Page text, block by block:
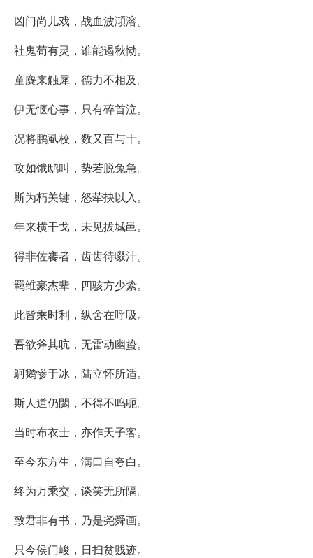
凶门尚儿戏，战血波澒溶。
社鬼苟有灵，谁能遏秋恸。
童麋来触犀，德力不相及。
伊无惬心事，只有碎首泣。
况将鹏虱校，数又百与十。
攻如饿鸱叫，势若脱兔急。
斯为朽关键，怒荦抉以入。
年来横干戈，未见拔城邑。
得非佐饔者，齿齿待啜汁。
羁维豪杰辈，四骇方少絷。
此皆乘时利，纵舍在呼吸。
吾欲斧其吭，无雷动幽蛰。
鴚鹅惨于冰，陆立怀所适。
斯人道仍閟，不得不呜呃。
当时布衣士，亦作天子客。
至今东方生，满口自夸白。
终为万乘交，谈笑无所隔。
致君非有书，乃是尧舜画。
只今侯门峻，日扫贫贱迹。